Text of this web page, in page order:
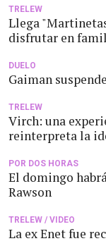
TRELEW
Llega
disfrutar en
DUELO
Gaiman
TRELEW
Virch: una
reinterpreta la
POR DOS HORAS
El domingo
Rawson
TRELEW / VIDEO
La ex Enet fue